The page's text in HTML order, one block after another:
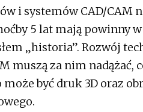
i systemów CAD/CAM
5 lat mają powinny
„historia”. Rozwój
muszą za nim
może być druk 3D oraz